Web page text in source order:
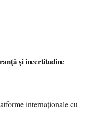
și incertitudine